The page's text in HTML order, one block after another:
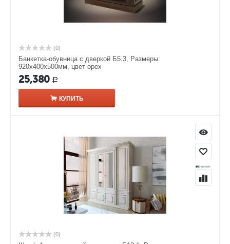
(0)
Банкетка-обувница с дверкой Б5.3, Размеры:
920х400х500мм, цвет орех
25,380 Р
КУПИТЬ
(0)